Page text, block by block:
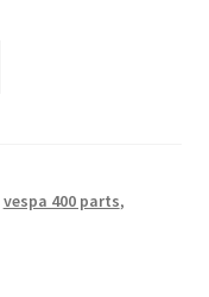
vespa 400 parts,